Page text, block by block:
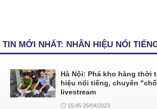
TIN MỚI NHẤT: NHÃN HIỆU NỔI
Hà Nội: Phá kho hàng thời
hiệu nổi tiếng, chuyên
livestream
15:45 26/04/2023